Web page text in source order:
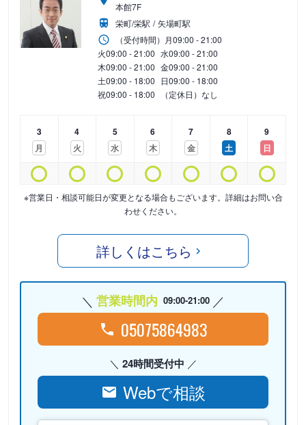
本館7F
栄町/栄駅
矢場町駅
（受付時間） 月09:00 - 21:00
火09:00 - 21:00 水09:00 - 21:00
木09:00 - 21:00 金09:00 - 21:00
土09:00 - 18:00 日09:00 - 18:00
祝09:00 - 18:00 （定休日）なし
3
月
4
火
5
水
6
木
7
金
8
土
9
日
※営業日・相談可能日が変更となる場合もございます。詳細はお問い合
わせください。
詳しくはこちら
営業時間内 09:00-21:00
05075864983
24時間受付中
Webで相談